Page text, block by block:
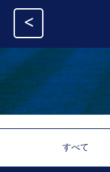
<
すべて